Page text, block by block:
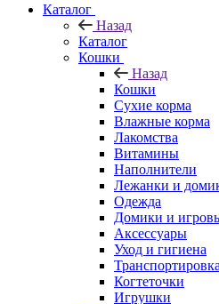
Каталог
Назад
Каталог
Кошки
Назад
Кошки
Сухие корма
Влажные корма
Лакомства
Витамины
Наполнители
Лежанки и
Одежда
Домики и
Аксессуары
Уход и гигиена
Транспортировка
Когтеточки
Игрушки